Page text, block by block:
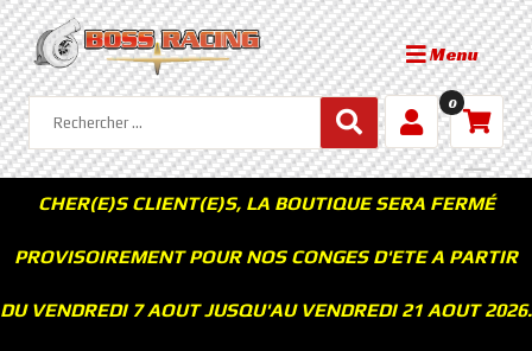
Menu
0
CHER(E)S CLIENT(E)S, LA BOUTIQUE SERA FERMÉ
PROVISOIREMENT POUR NOS CONGES D'ETE A PARTIR
DU VENDREDI 7 AOUT JUSQU'AU VENDREDI 21 AOUT 2026.